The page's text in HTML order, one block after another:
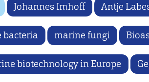
Johannes Imhoff Antje
bacteria marine fungi
biotechnology in Europe